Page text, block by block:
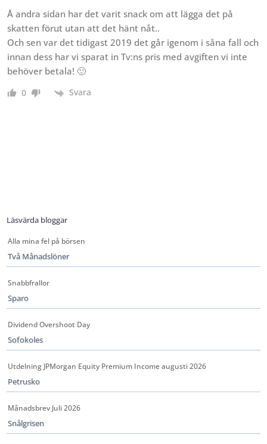
Å andra sidan har det varit snack om att lägga det på
skatten förut utan att det hänt nåt..
Och sen var det tidigast 2019 det går igenom i såna fall och
innan dess har vi sparat in Tv:ns pris med avgiften vi inte
behöver betala! 🙂
0 Svara
Läsvärda bloggar
Alla mina fel på börsen
Två Månadslöner
Snabbfrallor
Sparo
Dividend Overshoot Day
Sofokoles
Utdelning JPMorgan Equity Premium Income augusti 2026
Petrusko
Månadsbrev Juli 2026
Snålgrisen